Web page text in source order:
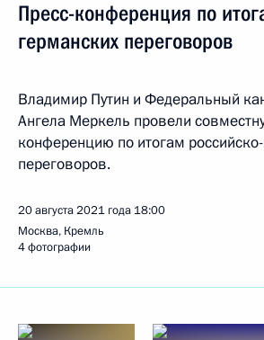
Пресс-конференция по
германских переговоров
Владимир Путин и Федеральный
Ангела Меркель провели
конференцию по итогам
переговоров.
20 августа 2021 года 18:00
Москва, Кремль
4 фотографии